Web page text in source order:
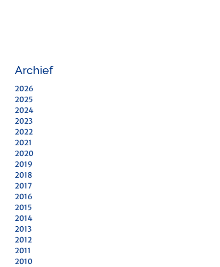
Archief
2026
2025
2024
2023
2022
2021
2020
2019
2018
2017
2016
2015
2014
2013
2012
2011
2010